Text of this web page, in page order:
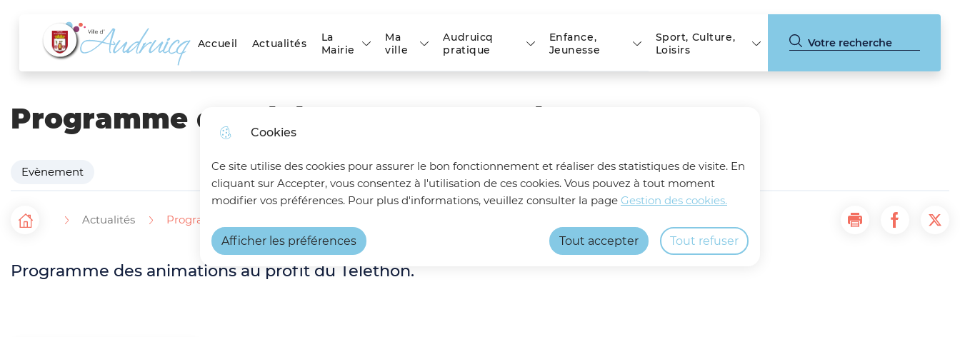
Cookies
Ce site utilise des cookies pour assurer le bon fonctionnement et réaliser des statistiques de visite. En
cliquant sur Accepter, vous consentez à l'utilisation de ces cookies. Vous pouvez à tout moment
modifier vos préférences. Pour plus d'informations, veuillez consulter la page Gestion des cookies.
Afficher les préférences Tout accepter Tout refuser
Skip to menu Skip to search
Ville d'Audruicq
Accueil Actualités
La
Mairie
Ma
ville
Audruicq
pratique
Enfance,
Jeunesse
Sport, Culture,
Loisirs
Programme du Téléthon 2025 - 6 décembre 2025
Evènement
F
i
Accueil Actualités Programme du Téléthon 2025 - 6 décembre 2025 Imprimer la page
Partager la
Programme des animations au profit du Téléthon.